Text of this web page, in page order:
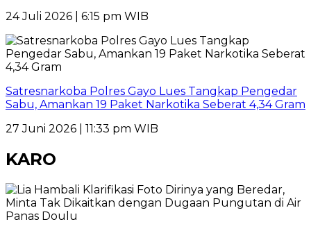
24 Juli 2026 | 6:15 pm WIB
Satresnarkoba Polres Gayo Lues Tangkap Pengedar
Sabu, Amankan 19 Paket Narkotika Seberat 4,34 Gram
27 Juni 2026 | 11:33 pm WIB
KARO